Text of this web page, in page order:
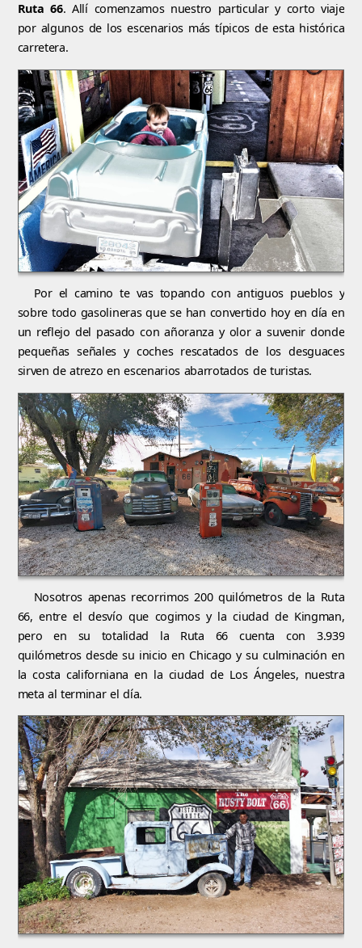
Ruta 66. Allí comenzamos nuestro particular y corto viaje
por algunos de los escenarios más típicos de esta histórica
carretera.
Por el camino te vas topando con antiguos pueblos y
sobre todo gasolineras que se han convertido hoy en día en
un reflejo del pasado con añoranza y olor a suvenir donde
pequeñas señales y coches rescatados de los desguaces
sirven de atrezo en escenarios abarrotados de turistas.
Nosotros apenas recorrimos 200 quilómetros de la Ruta
66, entre el desvío que cogimos y la ciudad de Kingman,
pero en su totalidad la Ruta 66 cuenta con 3.939
quilómetros desde su inicio en Chicago y su culminación en
la costa californiana en la ciudad de Los Ángeles, nuestra
meta al terminar el día.